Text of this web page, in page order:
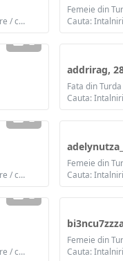
Cauta: Intalniri, Comunicare / chat, Prietenie
Femeie din
2
addrirag,
Fata din Turda
2
Cauta: Intalniri, Comunicare / chat, Prietenie
Femeie din
2
Cauta: Intalniri, Comunicare / chat, Prietenie, Casatorie
Femeie din